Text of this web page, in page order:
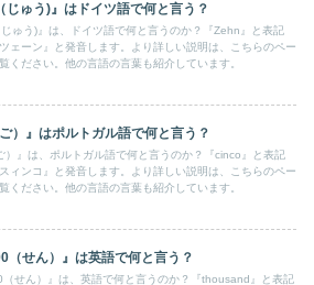
じゅう)』はドイツ語で何と言う？
じゅう)』は、ドイツ語で何と言うのか？『Zehn』と表記
ェーン』と発音します。より詳しい説明は、こちらのペー
ください。他の言語の言葉も紹介しています。
ご）』はポルトガル語で何と言う？
）』は、ポルトガル語で何と言うのか？『cinco』と表記
ィンコ』と発音します。より詳しい説明は、こちらのペー
ください。他の言語の言葉も紹介しています。
（せん）』は英語で何と言う？
（せん）』は、英語で何と言うのか？『thousand』と表記